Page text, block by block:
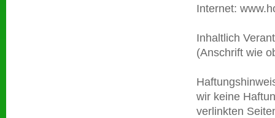
Internet:
Inhaltlich
(Anschrift wie
wir keine
verlinkten